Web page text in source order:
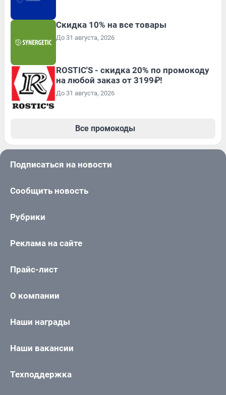
Скидка 10% на все товары
До 31 августа, 2026
ROSTIC'S - скидка 20% по промокоду
на любой заказ от 3199₽!
До 31 августа, 2026
Все промокоды
Подписаться на новости
Сообщить новость
Рубрики
Реклама на сайте
Прайс-лист
О компании
Наши награды
Наши вакансии
Техподдержка